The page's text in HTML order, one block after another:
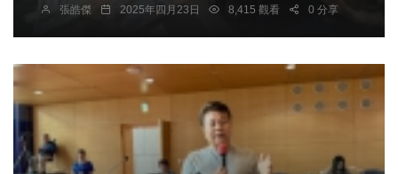
張皓傑 2025年四月23日 8,415 觀看 0 分享